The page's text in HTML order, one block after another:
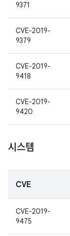
9371
CVE-2019-
9379
CVE-2019-
9418
CVE-2019-
9420
시스템
CVE
CVE-2019-
9475